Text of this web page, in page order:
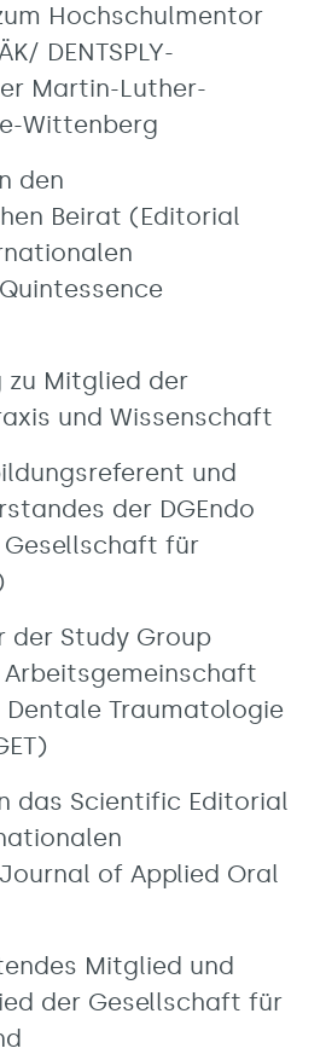
Hochschulmentor
DENTSPLY-
Martin-Luther-
Wittenberg
den
Beirat (Editorial
zu Mitglied der
und Wissenschaft
und
der DGEndo
Gesellschaft für
der Study Group
Dentale Traumatologie
das Scientific Editorial
of Applied Oral
Mitglied und
der Gesellschaft für